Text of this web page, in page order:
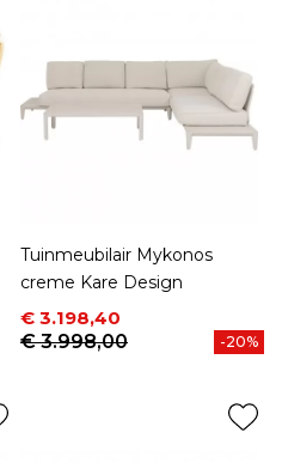
Tuinmeubilair Mykonos
creme Kare Design
Prijs
€ 3.198,40
Normale prijs
€ 3.998,00
-20%